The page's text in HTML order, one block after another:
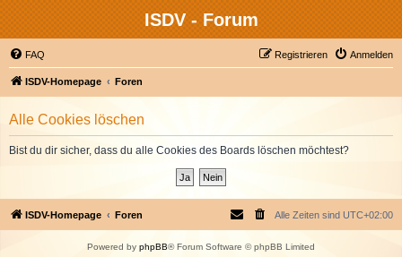
ISDV - Forum
FAQ Anmelden
Registrieren
ISDV-Homepage Foren
Alle Cookies löschen
Bist du dir sicher, dass du alle Cookies des Boards löschen möchtest?
ISDV-Homepage Foren Alle Zeiten sind UTC+02:00
Powered by phpBB® Forum Software © phpBB Limited